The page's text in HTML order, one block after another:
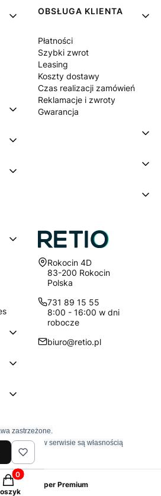
OBSŁUGA KLIENTA
Płatności
Szybki zwrot
Leasing
Koszty dostawy
Czas realizacji zamówień
Reklamacje i zwroty
Gwarancja
Adres:
Rokocin 4D
83-200 Rokocin
Polska
731 89 15 55
8:00 - 16:00 w dni
robocze
biuro@retio.pl
zastrzeżone.
używane w serwisie są własnością
Shoper Premium
Produkty w koszyku: 0. Zobacz